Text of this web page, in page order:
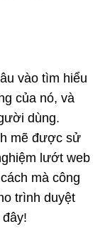
vào tìm hiểu
của nó, và
dùng.
mẽ được sử
lướt web
mà công
trình duyệt